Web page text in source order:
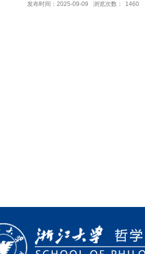
发布时间：2025-09-09 浏览次数： 1460